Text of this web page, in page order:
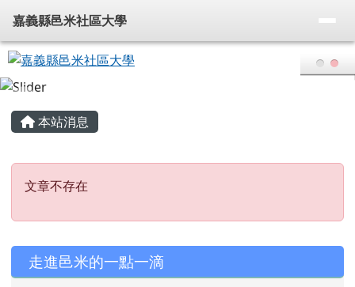
嘉義縣邑米社區大學
導覽列
嘉義縣邑米社區大學
主內容區域
本站消息
文章不存在
文章不存在
左邊區域內容
走進邑米的一點一滴
頁尾區域